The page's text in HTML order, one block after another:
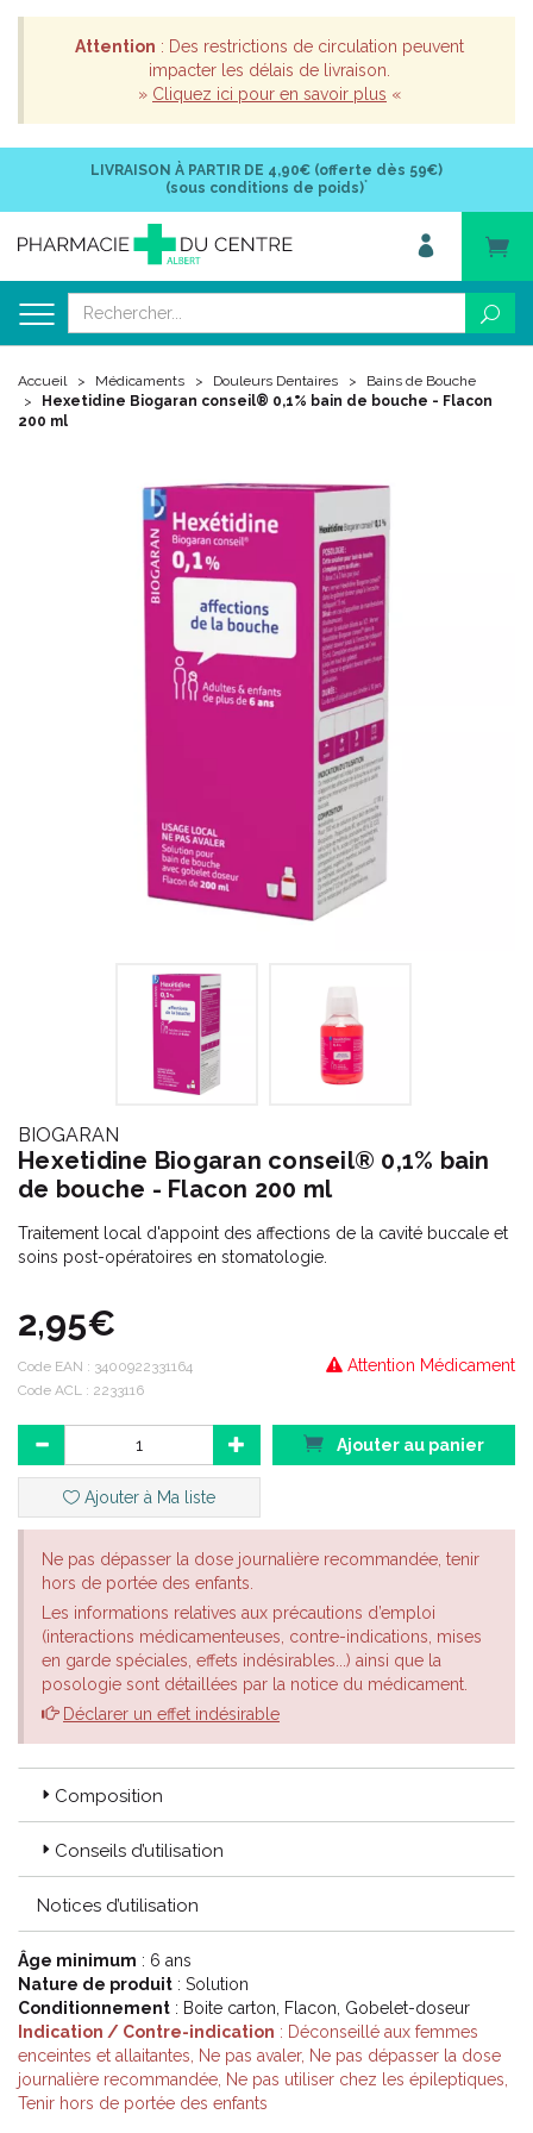
Attention : Des restrictions de circulation peuvent
impacter les délais de livraison.
» Cliquez ici pour en savoir plus «
LIVRAISON À PARTIR DE 4,90€ (offerte dès 59€)
(sous conditions de poids)*
Accueil Médicaments Douleurs Dentaires
Bains de Bouche
Hexetidine Biogaran conseil® 0,1% bain de bouche - Flacon
200 ml
BIOGARAN
Hexetidine Biogaran conseil® 0,1% bain
de bouche - Flacon 200 ml
Traitement local d'appoint des affections de la cavité buccale et
soins post-opératoires en stomatologie.
2,95€
Attention Médicament
Code EAN : 3400922331164
Code ACL : 2233116
Ajouter au panier
Ajouter à Ma liste
Ne pas dépasser la dose journalière recommandée, tenir
hors de portée des enfants.
Les informations relatives aux précautions d’emploi
(interactions médicamenteuses, contre-indications, mises
en garde spéciales, effets indésirables...) ainsi que la
posologie sont détaillées par la notice du médicament.
Déclarer un effet indésirable
Composition
Conseils d’utilisation
Notices d’utilisation
Âge minimum : 6 ans
Nature de produit : Solution
Conditionnement : Boite carton, Flacon, Gobelet-doseur
Indication / Contre-indication : Déconseillé aux femmes
enceintes et allaitantes, Ne pas avaler, Ne pas dépasser la dose
journalière recommandée, Ne pas utiliser chez les épileptiques,
Tenir hors de portée des enfants